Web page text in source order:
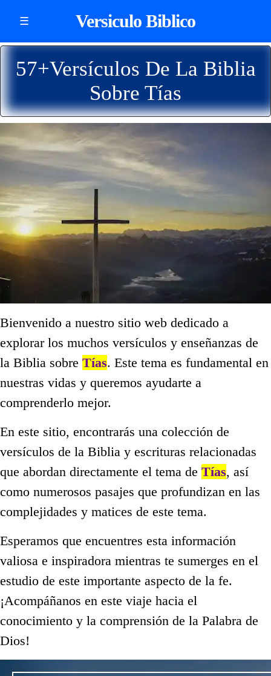
☰ Versiculo Biblico
57+Versículos De La Biblia
Sobre Tías
Bienvenido a nuestro sitio web dedicado a
explorar los muchos versículos y enseñanzas de
la Biblia sobre Tías. Este tema es fundamental en
nuestras vidas y queremos ayudarte a
comprenderlo mejor.
En este sitio, encontrarás una colección de
versículos de la Biblia y escrituras relacionadas
que abordan directamente el tema de Tías, así
como numerosos pasajes que profundizan en las
complejidades y matices de este tema.
Esperamos que encuentres esta información
valiosa e inspiradora mientras te sumerges en el
estudio de este importante aspecto de la fe.
¡Acompáñanos en este viaje hacia el
conocimiento y la comprensión de la Palabra de
Dios!